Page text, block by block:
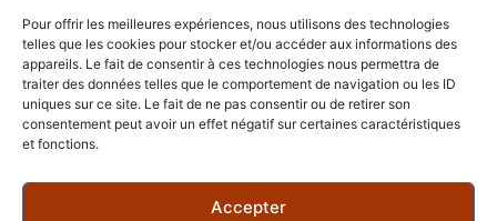
Pour offrir les meilleures expériences, nous utilisons des technologies
telles que les cookies pour stocker et/ou accéder aux informations des
appareils. Le fait de consentir à ces technologies nous permettra de
traiter des données telles que le comportement de navigation ou les ID
uniques sur ce site. Le fait de ne pas consentir ou de retirer son
consentement peut avoir un effet négatif sur certaines caractéristiques
et fonctions.
Accepter
éléments dans
plusieurs de nos
visites ? C’est
possible. Vous
souhaitez visiter une
Ouest ? C’est
CONTACTER
Château de Clermont
Allée de Clermont 44850